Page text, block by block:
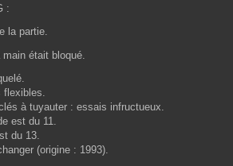
:
la partie.
était bloqué.
flexibles.
à tuyauter : essais infructueux.
est du 11.
du 13.
(origine : 1993).